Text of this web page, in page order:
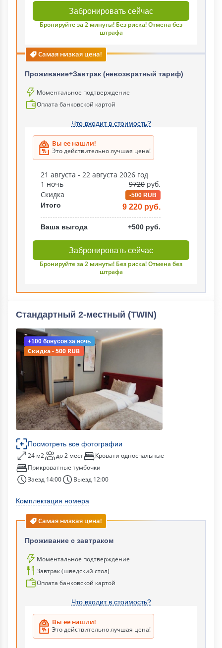
Забронировать сейчас
Бронируйте за 2 минуты! Без риска! Отмена без
штрафа
Самая низкая цена!
Проживание+Завтрак (невозвратный тариф)
Моментальное подтверждение
Оплата банковской картой
Что входит в стоимость?
Вы ее нашли!
Это действительно лучшая цена!
21 августа - 22 августа 2026 год
1 ночь
9720 руб.
Скидка
-500 RUB
Итого 9 220 руб.
Ваша выгода +500 руб.
Забронировать сейчас
Бронируйте за 2 минуты! Без риска! Отмена без
штрафа
Стандартный 2-местный (TWIN)
+100 бонусов за ночь
Скидка - 500 RUB
Посмотреть все фотографии
24 м2 до 2 мест
Кровати односпальные
Прикроватные тумбочки
Заезд 14:00
Выезд 12:00
Комплектация номера
Самая низкая цена!
Проживание с завтраком
Моментальное подтверждение
Завтрак (шведский стол)
Оплата банковской картой
Что входит в стоимость?
Вы ее нашли!
Это действительно лучшая цена!